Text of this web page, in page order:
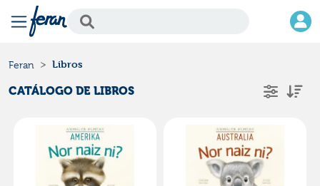
Feran Libros
CATÁLOGO DE LIBROS